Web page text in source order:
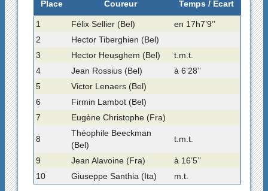
Place Coureur Temps / Ecart
1 Félix Sellier (Bel)
en 17h7’9’’
2
Hector Tiberghien (Bel)
3
Hector Heusghem (Bel)
t.m.t.
4
Jean Rossius (Bel)
à 6’28’’
5
Victor Lenaers (Bel)
6
Firmin Lambot (Bel)
7
Eugène Christophe (Fra)
8
Théophile Beeckman
(Bel)
t.m.t.
9 Jean Alavoine (Fra)
à 16’5’’
10
Giuseppe Santhia (Ita) m.t.